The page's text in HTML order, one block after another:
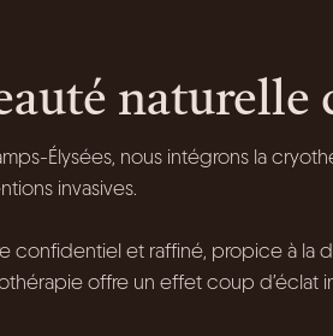
naturelle
Élysées, nous intégrons la
invasives.
confidentiel et raffiné, propice à
offre un effet coup d’éclat